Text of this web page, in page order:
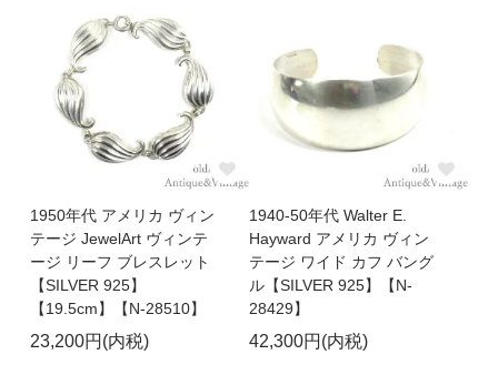
1950年代 アメリカ ヴィン
テージ JewelArt ヴィンテ
ージ リーフ ブレスレット
【SILVER 925】
【19.5cm】【N-28510】
23,200円(内税)
1940-50年代 Walter E.
Hayward アメリカ ヴィン
テージ ワイド カフ バング
ル【SILVER 925】【N-
28429】
42,300円(内税)